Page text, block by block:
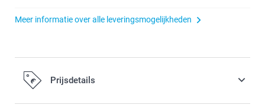
Meer informatie over alle leveringsmogelijkheden
Prijsdetails